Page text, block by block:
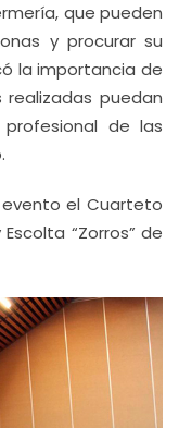
que pueden
y procurar su
la importancia de
puedan
de las
el Cuarteto
“Zorros” de